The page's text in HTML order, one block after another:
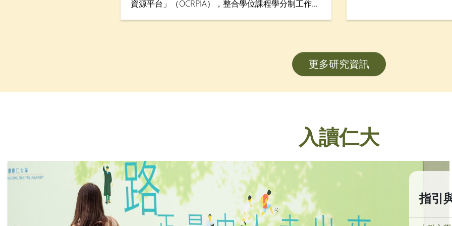
資源平台」（OCRPIA），整合學位課程學分制工作實
料數據庫，促進與本地及海外工作實習機構的聯繫，
並加強科技主導的實習訓練。項目獲教育局質素提升
支援計劃（QESS）資助近490萬港元，預計於2026年
劃（FDS）研究項目的卓越
更多研究資訊
入讀仁大
指引